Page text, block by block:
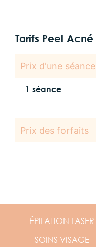
Tarifs Peel Acné
Prix d'une séance
1 séance
Prix des forfaits
ÉPILATION LASER
SOINS VISAGE